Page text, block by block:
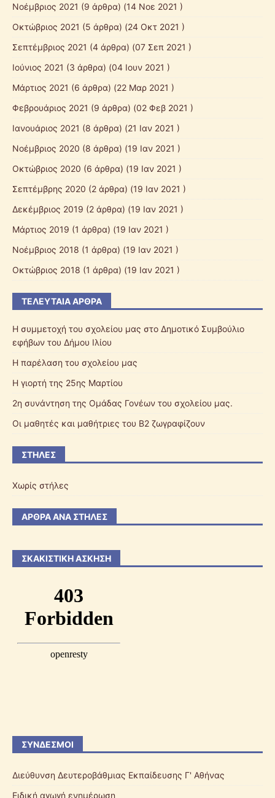
Νοέμβριος 2021 (9 άρθρα) (14 Νοε 2021 )
Οκτώβριος 2021 (5 άρθρα) (24 Οκτ 2021 )
Σεπτέμβριος 2021 (4 άρθρα) (07 Σεπ 2021 )
Ιούνιος 2021 (3 άρθρα) (04 Ιουν 2021 )
Μάρτιος 2021 (6 άρθρα) (22 Μαρ 2021 )
Φεβρουάριος 2021 (9 άρθρα) (02 Φεβ 2021 )
Ιανουάριος 2021 (8 άρθρα) (21 Ιαν 2021 )
Νοέμβριος 2020 (8 άρθρα) (19 Ιαν 2021 )
Οκτώβριος 2020 (6 άρθρα) (19 Ιαν 2021 )
Σεπτέμβρης 2020 (2 άρθρα) (19 Ιαν 2021 )
Δεκέμβριος 2019 (2 άρθρα) (19 Ιαν 2021 )
Μάρτιος 2019 (1 άρθρα) (19 Ιαν 2021 )
Νοέμβριος 2018 (1 άρθρα) (19 Ιαν 2021 )
Οκτώβριος 2018 (1 άρθρα) (19 Ιαν 2021 )
ΤΕΛΕΥΤΑΊΑ ΆΡΘΡΑ
Η συμμετοχή του σχολείου μας στο Δημοτικό Συμβούλιο
εφήβων του Δήμου Ιλίου
Η παρέλαση του σχολείου μας
Η γιορτή της 25ης Μαρτίου
2η συνάντηση της Ομάδας Γονέων του σχολείου μας.
Οι μαθητές και μαθήτριες του Β2 ζωγραφίζουν
ΣΤΉΛΕΣ
Χωρίς στήλες
ΆΡΘΡΑ ΑΝΆ ΣΤΉΛΕΣ
ΣΚΑΚΙΣΤΙΚΉ ΆΣΚΗΣΗ
ΣΎΝΔΕΣΜΟΙ
Διεύθυνση Δευτεροβάθμιας Εκπαίδευσης Γ' Αθήνας
Ειδική αγωγή ενημέρωση